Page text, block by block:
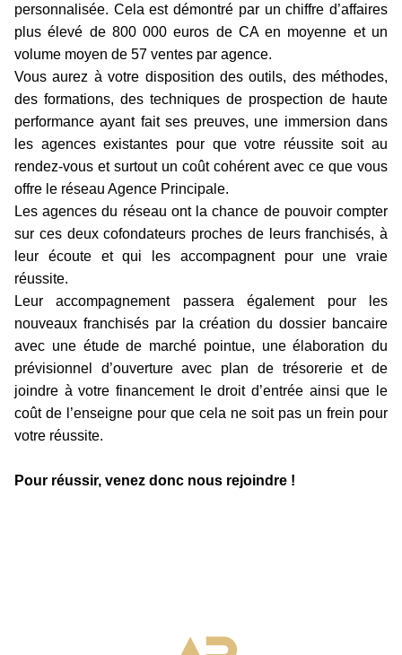
personnalisée. Cela est démontré par un chiffre d’affaires
plus élevé de 800 000 euros de CA en moyenne et un
volume moyen de 57 ventes par agence.
Vous aurez à votre disposition des outils, des méthodes,
des formations, des techniques de prospection de haute
performance ayant fait ses preuves, une immersion dans
les agences existantes pour que votre réussite soit au
rendez-vous et surtout un coût cohérent avec ce que vous
offre le réseau Agence Principale.
Les agences du réseau ont la chance de pouvoir compter
sur ces deux cofondateurs proches de leurs franchisés, à
leur écoute et qui les accompagnent pour une vraie
réussite.
Leur accompagnement passera également pour les
nouveaux franchisés par la création du dossier bancaire
avec une étude de marché pointue, une élaboration du
prévisionnel d’ouverture avec plan de trésorerie et de
joindre à votre financement le droit d’entrée ainsi que le
coût de l’enseigne pour que cela ne soit pas un frein pour
votre réussite.
Pour réussir, venez donc nous rejoindre !